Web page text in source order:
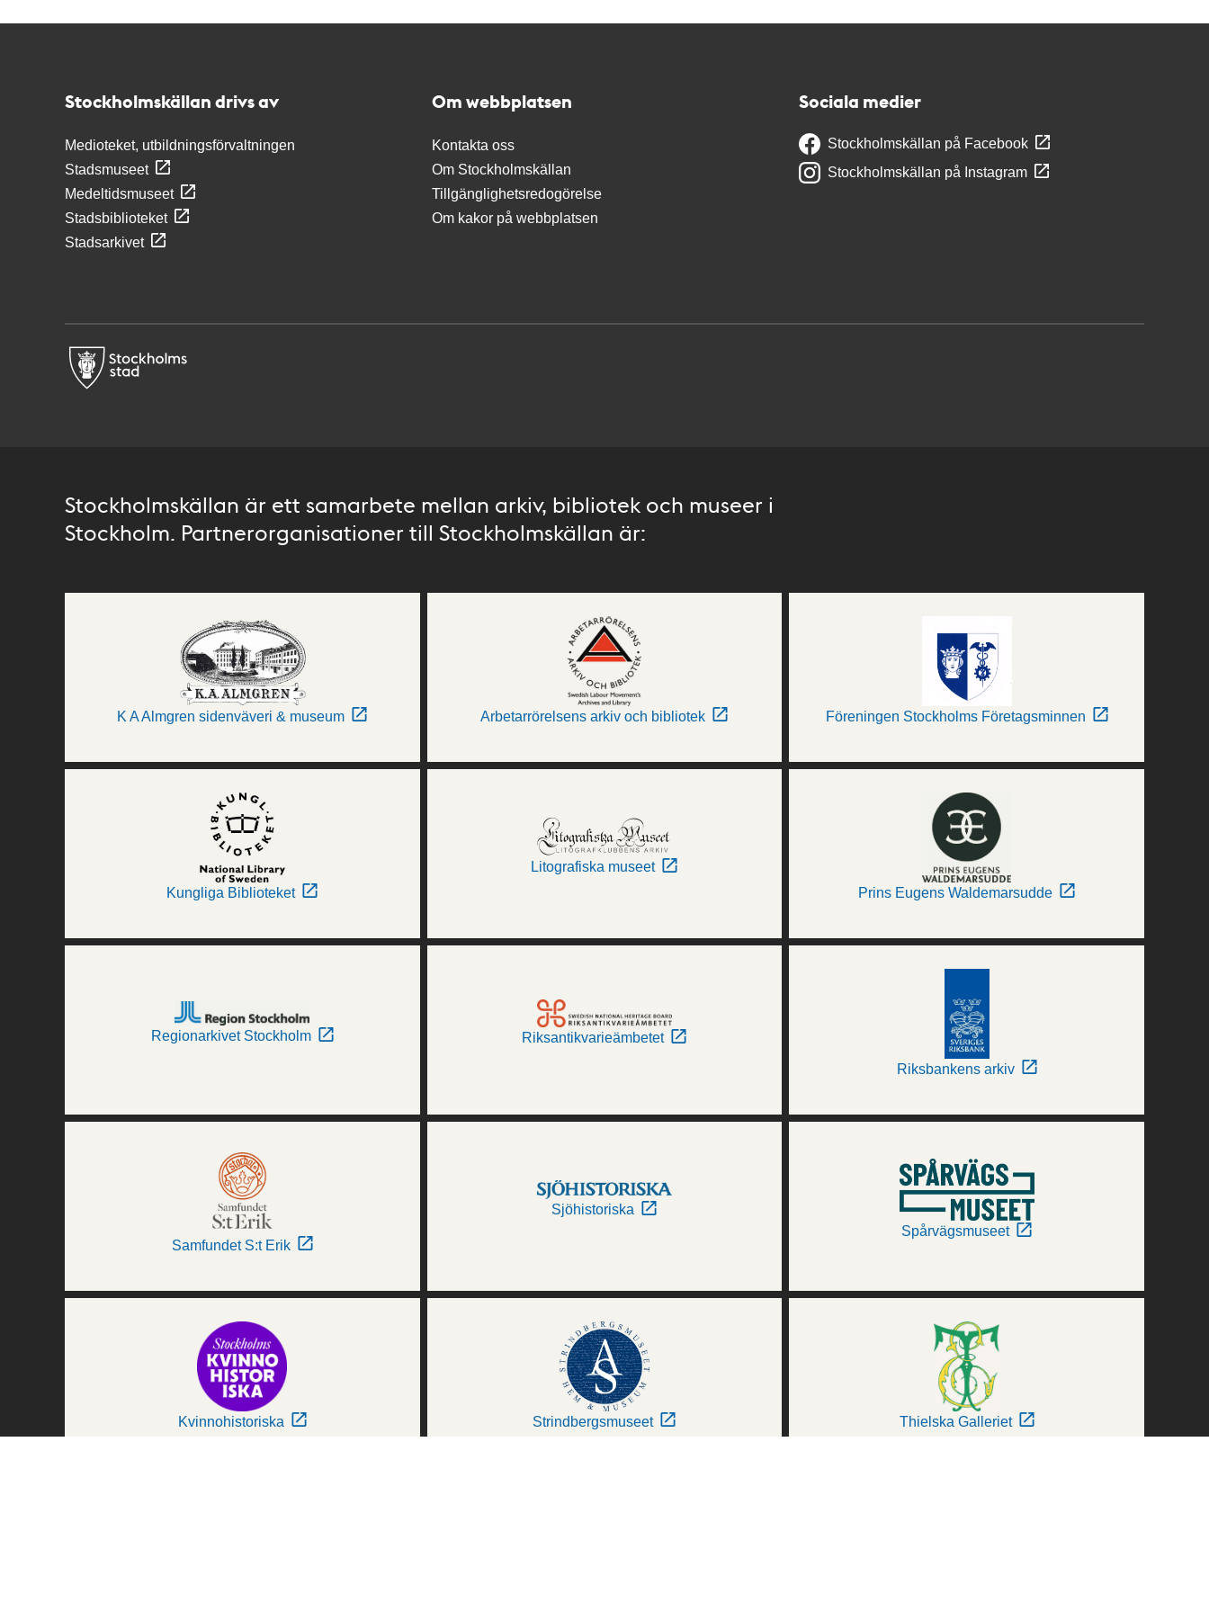
Stockholmskällan drivs av
Medioteket, utbildningsförvaltningen
Stadsmuseet
Medeltidsmuseet
Stadsbiblioteket
Stadsarkivet
Om webbplatsen
Kontakta oss
Om Stockholmskällan
Tillgänglighetsredogörelse
Om kakor på webbplatsen
Sociala medier
Stockholmskällan på Facebook
Stockholmskällan på Instagram
Stockholmskällan är ett samarbete mellan arkiv, bibliotek och museer i
Stockholm. Partnerorganisationer till Stockholmskällan är:
K A Almgren sidenväveri & museum Arbetarrörelsens arkiv och bibliotek Föreningen Stockholms Företagsminnen
Kungliga Biblioteket
Litografiska museet
Prins Eugens Waldemarsudde
Regionarkivet Stockholm Riksantikvarieämbetet
Riksbankens arkiv
Samfundet S:t Erik
Sjöhistoriska
Spårvägsmuseet
Kvinnohistoriska Strindbergsmuseet Thielska Galleriet